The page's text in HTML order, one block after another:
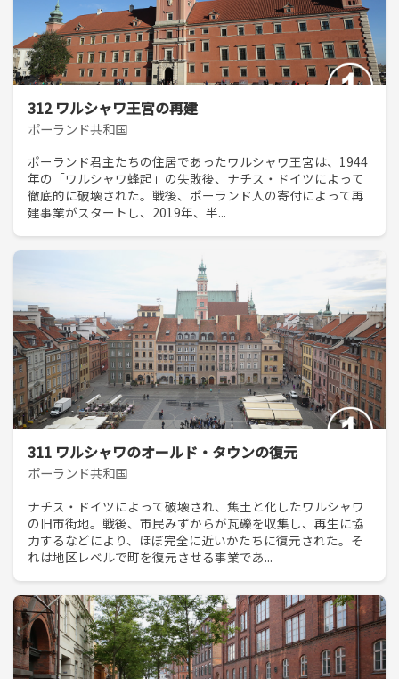
312 ワルシャワ王宮の再建
ポーランド共和国
ポーランド君主たちの住居であったワルシャワ王宮は、1944
年の「ワルシャワ蜂起」の失敗後、ナチス・ドイツによって
徹底的に破壊された。戦後、ポーランド人の寄付によって再
建事業がスタートし、2019年、半...
311 ワルシャワのオールド・タウンの復元
ポーランド共和国
ナチス・ドイツによって破壊され、焦土と化したワルシャワ
の旧市街地。戦後、市民みずからが瓦礫を収集し、再生に協
力するなどにより、ほぼ完全に近いかたちに復元された。そ
れは地区レベルで町を復元させる事業であ...